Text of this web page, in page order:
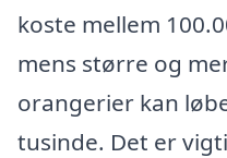
koste mellem
mens større og
orangerier kan
tusinde. Det er